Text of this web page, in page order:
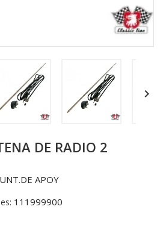

DE RADIO 2
APOY
111999900